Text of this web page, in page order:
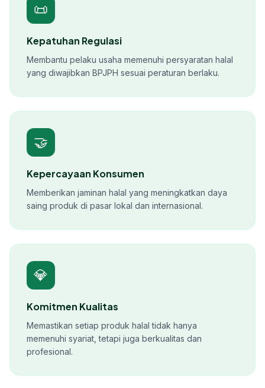
📜
Kepatuhan Regulasi
Membantu pelaku usaha memenuhi persyaratan halal
yang diwajibkan BPJPH sesuai peraturan berlaku.
🤝
Kepercayaan Konsumen
Memberikan jaminan halal yang meningkatkan daya
saing produk di pasar lokal dan internasional.
💎
Komitmen Kualitas
Memastikan setiap produk halal tidak hanya
memenuhi syariat, tetapi juga berkualitas dan
profesional.